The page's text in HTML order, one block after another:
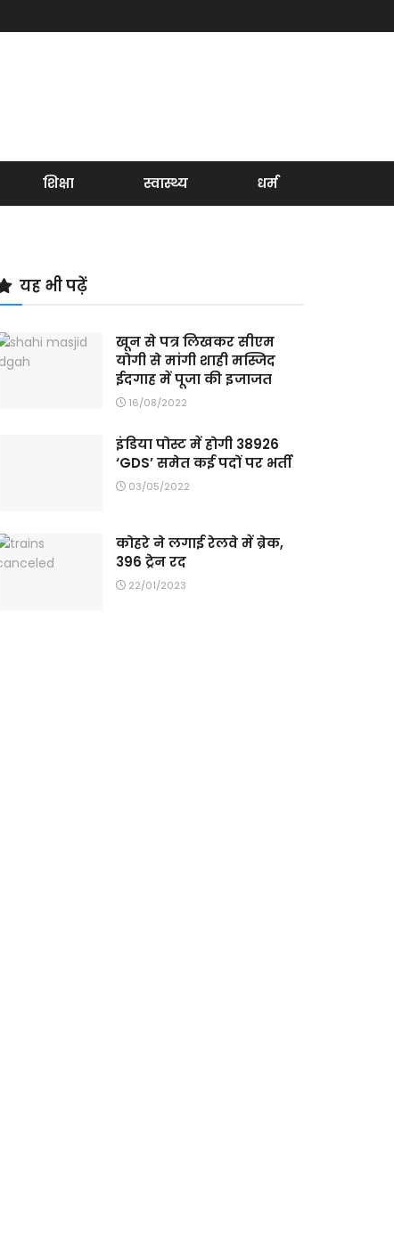
शिक्षा स्वास्थ्य धर्म
यह भी पढ़ें
खून से पत्र लिखकर सीएम
योगी से मांगी शाही मस्जिद
ईदगाह में पूजा की इजाजत
16/08/2022
इंडिया पोस्ट में होगी 38926
‘GDS’ समेत कई पदों पर भर्ती
03/05/2022
कोहरे ने लगाई रेलवे में ब्रेक,
396 ट्रेन रद
22/01/2023